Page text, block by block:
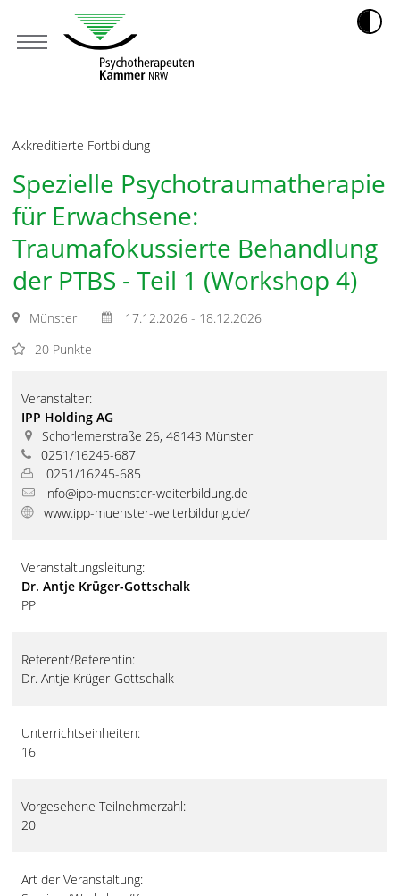
Akkreditierte Fortbildung
Spezielle Psychotraumatherapie
für Erwachsene:
Traumafokussierte Behandlung
der PTBS - Teil 1 (Workshop 4)
Münster
17.12.2026 - 18.12.2026
20 Punkte
Veranstalter:
IPP Holding AG
Schorlemerstraße 26, 48143 Münster
0251/16245-687
0251/16245-685
info@ipp-muenster-weiterbildung.de
www.ipp-muenster-weiterbildung.de/
Veranstaltungsleitung:
Dr. Antje Krüger-Gottschalk
PP
Referent/Referentin:
Dr. Antje Krüger-Gottschalk
Unterrichtseinheiten:
16
Vorgesehene Teilnehmerzahl:
20
Art der Veranstaltung: